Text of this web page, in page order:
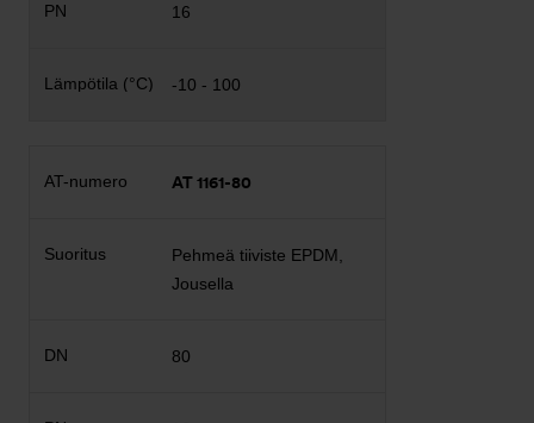
16
-10 - 100
AT 1161-80
Pehmeä tiiviste EPDM,
Jousella
80